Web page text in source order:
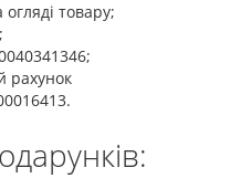
товару;
рахунок